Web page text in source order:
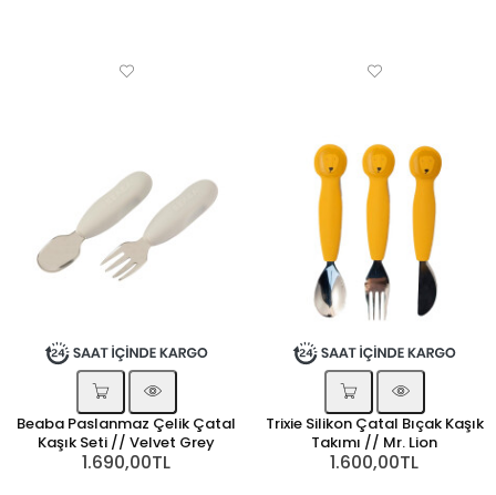
Beaba Paslanmaz Çelik Çatal
Kaşık Seti // Velvet Grey
1.690,00TL
Trixie Silikon Çatal Bıçak Kaşık
Takımı // Mr. Lion
1.600,00TL